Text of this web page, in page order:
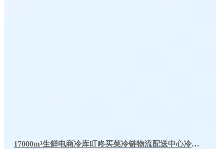
17000m³生鲜电商冷库叮咚买菜冷链物流配送中心冷库工程建造方案